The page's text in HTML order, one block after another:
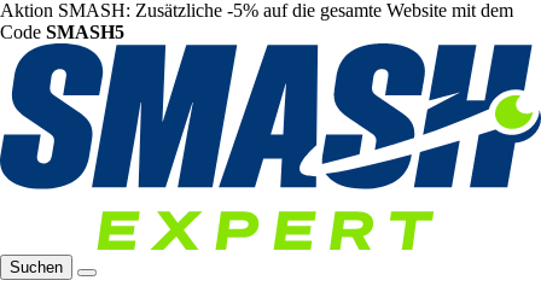
Aktion SMASH: Zusätzliche -5% auf die gesamte Website mit dem
Code SMASH5
Suchen